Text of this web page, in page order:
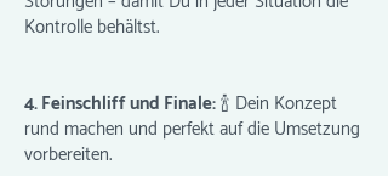
Kontrolle behältst.
4. Feinschliff und Finale:🍾 Dein Konzept
rund machen und perfekt auf die Umsetzung
vorbereiten.